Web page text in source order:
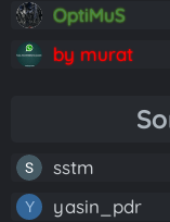
OptiMuS
by murat
sstm
Y yasin_pdr